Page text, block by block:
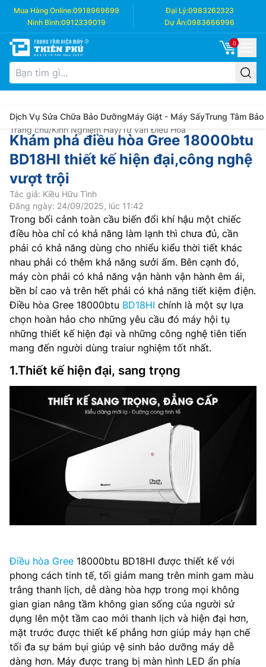
Mua Hàng Online:0918969699 Đại Lý:0983262323
Ninh Bình:0912339019 Dự Án:0983666996
0
Dịch Vụ Sửa Chữa Bảo DưỡngMáy Giặt - Máy SấyTrung Tâm Bảo
Trang chủ/Kinh Nghiệm Hay/Tư vấn Điều Hòa
Khám phá điều hòa Gree 18000btu
BD18HI thiết kế hiện đại,công nghệ
vượt trội
Tác giả: Kiều Hữu Tình
Đăng ngày: 24/09/2025, lúc 11:42
Trong bối cảnh toàn cầu biến đổi khí hậu một chiếc
điều hòa chỉ có khả năng làm lạnh thì chưa đủ, cần
phải có khả năng dùng cho nhiểu kiểu thời tiết khác
nhau phải có thêm khả năng sưởi ấm. Bên cạnh đó,
máy còn phải có khả năng vận hành vận hành êm ái,
bền bỉ cao và trên hết phải có khả năng tiết kiệm điện.
Điều hòa Gree 18000btu BD18HI chính là một sự lựa
chọn hoàn hảo cho những yêu cầu đó máy hội tụ
những thiết kế hiện đại và những công nghệ tiên tiến
mang đến người dùng traiur nghiệm tốt nhất.
1.Thiết kế hiện đại, sang trọng
Điều hòa Gree 18000btu BD18HI được thiết kế với
phong cách tinh tế, tối giảm mang trên minh gam màu
trắng thanh lịch, dễ dàng hòa hợp trong mọi không
gian gian nâng tầm không gian sống của người sử
dụng lên một tầm cao mới thanh lịch và hiện đại hơn,
mặt trước được thiết kế phẳng hơn giúp máy hạn chế
tối đa sự bám bụi giúp vệ sinh bảo dưỡng máy dễ
dàng hơn. Máy được trang bị màn hình LED ẩn phía